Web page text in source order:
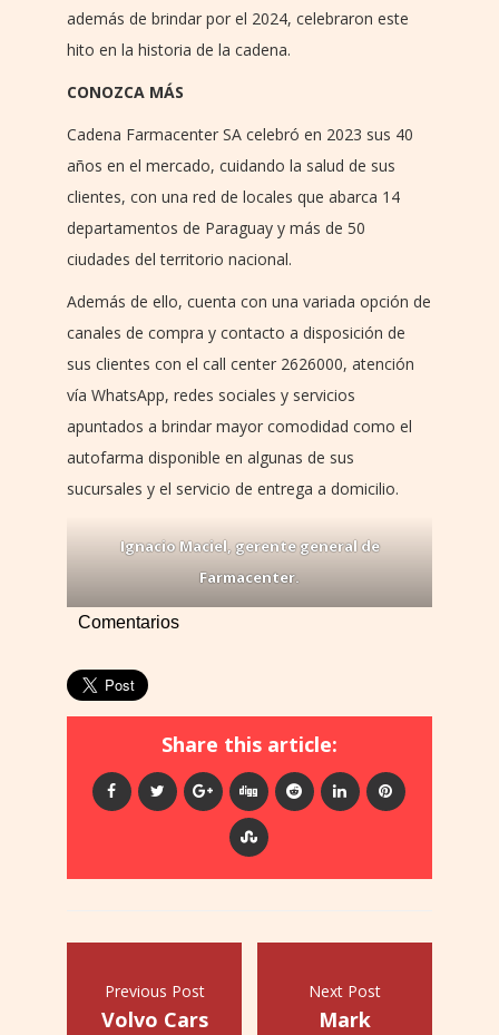
además de brindar por el 2024, celebraron este
hito en la historia de la cadena.
CONOZCA MÁS
Cadena Farmacenter SA celebró en 2023 sus 40
años en el mercado, cuidando la salud de sus
clientes, con una red de locales que abarca 14
departamentos de Paraguay y más de 50
ciudades del territorio nacional.
Además de ello, cuenta con una variada opción de
canales de compra y contacto a disposición de
sus clientes con el call center 2626000, atención
vía WhatsApp, redes sociales y servicios
apuntados a brindar mayor comodidad como el
autofarma disponible en algunas de sus
sucursales y el servicio de entrega a domicilio.
Ignacio Maciel, gerente general de
Farmacenter.
Comentarios
Share this article:
Previous Post
Volvo Cars
Next Post
Mark